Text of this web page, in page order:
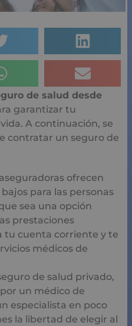
de salud desde
garantizar tu
A continuación, se
contratar un seguro de
ofrecen
para las personas
sea una opción
prestaciones
tu cuenta corriente y te
médicos de
de salud privado,
un médico de
especialista en poco
la libertad de elegir al